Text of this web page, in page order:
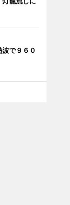
波で９６０